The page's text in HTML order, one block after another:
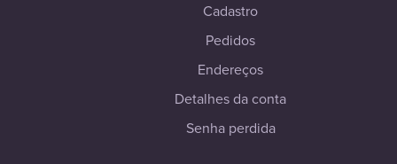
Cadastro
Pedidos
Endereços
Detalhes da conta
Senha perdida